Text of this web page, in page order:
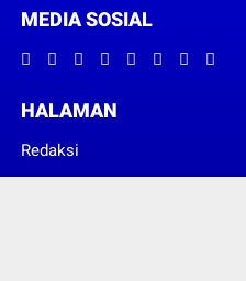
MEDIA SOSIAL
HALAMAN
Redaksi